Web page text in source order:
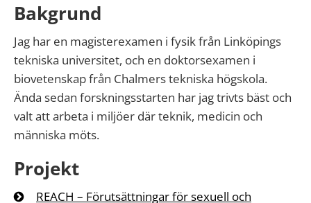
Bakgrund
Jag har en magisterexamen i fysik från Linköpings
tekniska universitet, och en doktorsexamen i
biovetenskap från Chalmers tekniska högskola.
Ända sedan forskningsstarten har jag trivts bäst och
valt att arbeta i miljöer där teknik, medicin och
människa möts.
Projekt
REACH – Förutsättningar för sexuell och